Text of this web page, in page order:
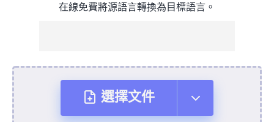
在線免費將源語言轉換為目標語言。
選擇文件